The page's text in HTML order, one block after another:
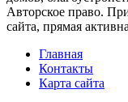
Авторское право.
сайта, прямая
Главная
Контакты
Карта сайта